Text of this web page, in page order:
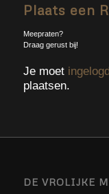
Plaats een
Meepraten?
Draag gerust bij!
Je moet
plaatsen.
DE VROLIJKE